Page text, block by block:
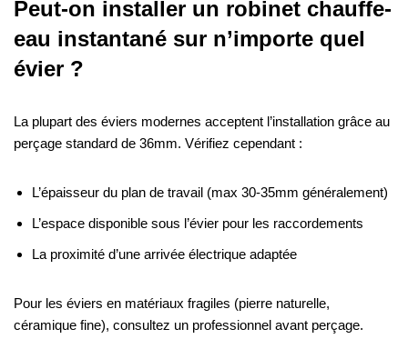
Peut-on installer un robinet chauffe-
eau instantané sur n’importe quel
évier ?
La plupart des éviers modernes acceptent l’installation grâce au
perçage standard de 36mm. Vérifiez cependant :
L’épaisseur du plan de travail (max 30-35mm généralement)
L’espace disponible sous l’évier pour les raccordements
La proximité d’une arrivée électrique adaptée
Pour les éviers en matériaux fragiles (pierre naturelle,
céramique fine), consultez un professionnel avant perçage.